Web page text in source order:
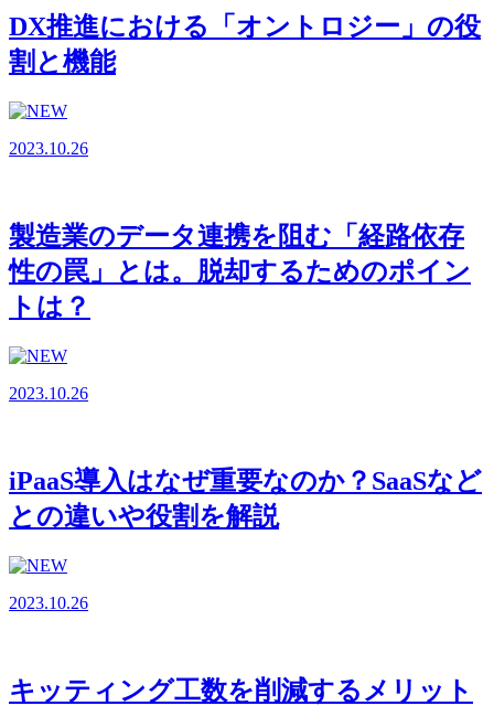
DX推進における「オントロジー」の役
割と機能
2023.10.26
製造業のデータ連携を阻む「経路依存
性の罠」とは。脱却するためのポイン
トは？
2023.10.26
iPaaS導入はなぜ重要なのか？SaaSなど
との違いや役割を解説
2023.10.26
キッティング工数を削減するメリット